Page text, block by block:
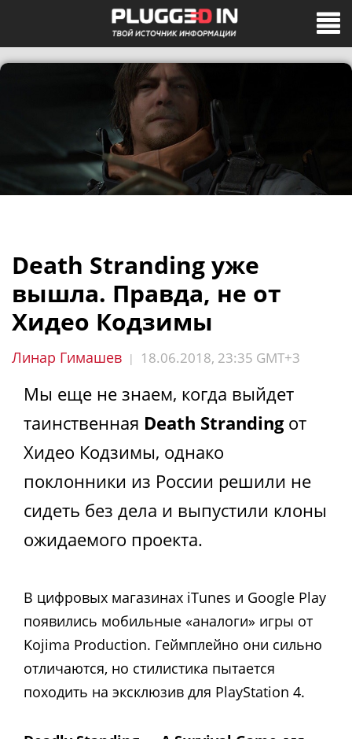
Death Stranding уже
вышла. Правда, не от
Хидео Кодзимы
Линар Гимашев | 18.06.2018, 23:35 GMT+3
Мы еще не знаем, когда выйдет
таинственная Death Strandingот
Хидео Кодзимы, однако
поклонники из России решили не
сидеть без дела и выпустили клоны
ожидаемого проекта.
В цифровых магазинах iTunes и Google Play
появились мобильные «аналоги» игры от
Kojima Production. Геймплейно они сильно
отличаются, но стилистика пытается
походить на эксклюзив для PlayStation 4.